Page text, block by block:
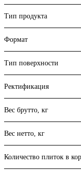
Тип продукта
Формат
Тип поверхности
Ректификация
Вес брутто, кг
Вес нетто, кг
Количество плиток в